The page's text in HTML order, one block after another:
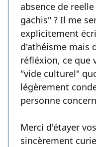
absence de
gachis" ? Il me
explicitement
d'athéisme mais
réfléxion, ce que
"vide culturel"
légèrement
personne
Merci d'étayer
sincèrement